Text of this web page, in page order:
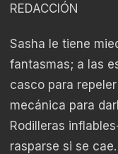
REDACCIÓN
Sasha le tiene
fantasmas; a las
casco para
mecánica para
Rodilleras
rasparse si se